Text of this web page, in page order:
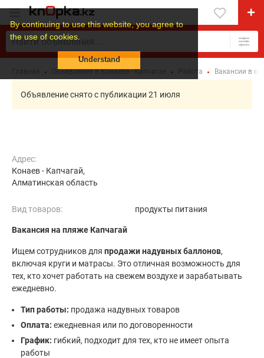
By continuing to use this website, you agree to
the use of cookies.
Understand
Объявления в Конаеве - Капчагае Работа Вакансии в
Объявление снято с публикации 21 июля
Адрес:
Конаев - Капчагай,
Алматинская область
Вид товаров: продукты питания
Вакансия на пляже Капчагай
Ищем сотрудников для продажи надувных баллонов,
включая круги и матрасы. Это отличная возможность для
тех, кто хочет работать на свежем воздухе и зарабатывать
ежедневно.
Тип работы: продажа надувных товаров
Оплата: ежедневная или по договоренности
График: гибкий, подходит для тех, кто не имеет опыта
работы